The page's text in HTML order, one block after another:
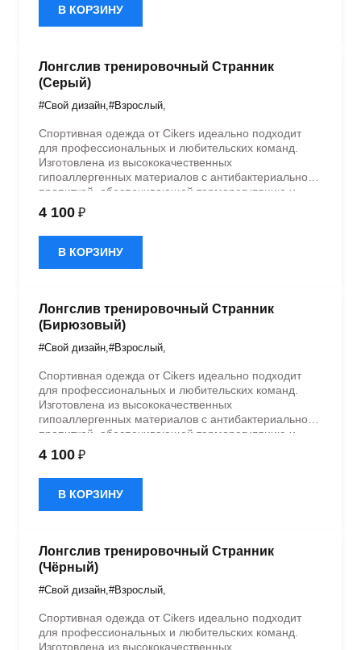
В КОРЗИНУ
Лонгслив тренировочный Странник
(Серый)
#Свой дизайн #Взрослый
Спортивная одежда от Cikers идеально подходит
для профессиональных и любительских команд.
Изготовлена из высококачественных
гипоаллергенных материалов с антибактериальной
пропиткой, обеспечивающей терморегуляцию и
быстрое влагоотведение. Одежда обладает
эластичностью в 5 направлениях и стильным
дизайном.
4 100 ₽
В КОРЗИНУ
Лонгслив тренировочный Странник
(Бирюзовый)
#Свой дизайн #Взрослый
Спортивная одежда от Cikers идеально подходит
для профессиональных и любительских команд.
Изготовлена из высококачественных
гипоаллергенных материалов с антибактериальной
пропиткой, обеспечивающей терморегуляцию и
быстрое влагоотведение. Одежда обладает
эластичностью в 5 направлениях и стильным
дизайном.
4 100 ₽
В КОРЗИНУ
Лонгслив тренировочный Странник
(Чёрный)
#Свой дизайн #Взрослый
Спортивная одежда от Cikers идеально подходит
для профессиональных и любительских команд.
Изготовлена из высококачественных